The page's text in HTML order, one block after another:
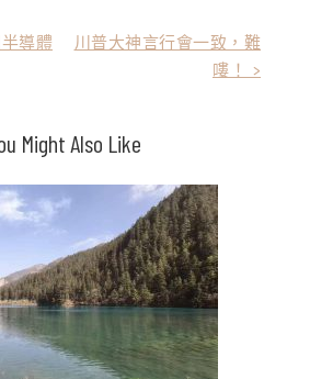
導體
川普大神言行會一致，難
嘍！ >
Might Also Like